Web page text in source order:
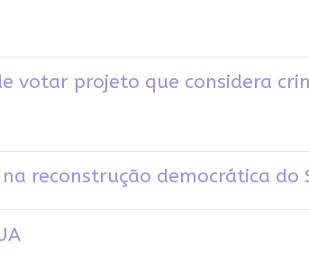
votar projeto que considera
reconstrução democrática do